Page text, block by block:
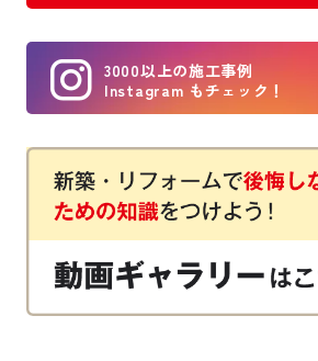
3000以上の施工事例
Instagram もチェック！